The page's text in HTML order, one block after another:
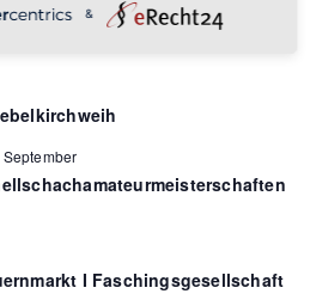
I Faschingsgesellschaft
&